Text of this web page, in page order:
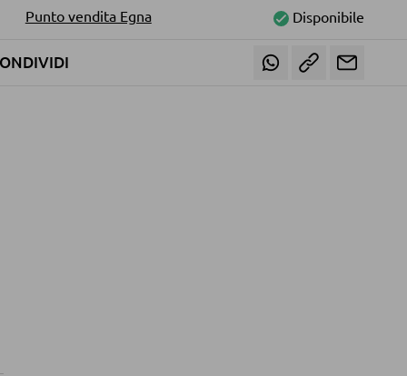
Punto vendita Egna
Disponibile